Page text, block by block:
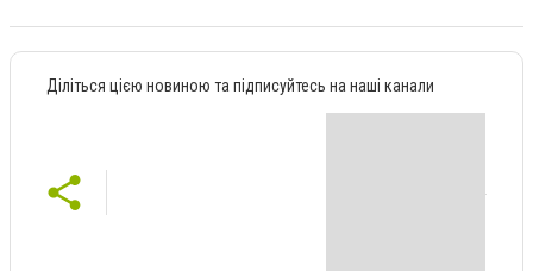
Діліться цією новиною та підписуйтесь на наші канали